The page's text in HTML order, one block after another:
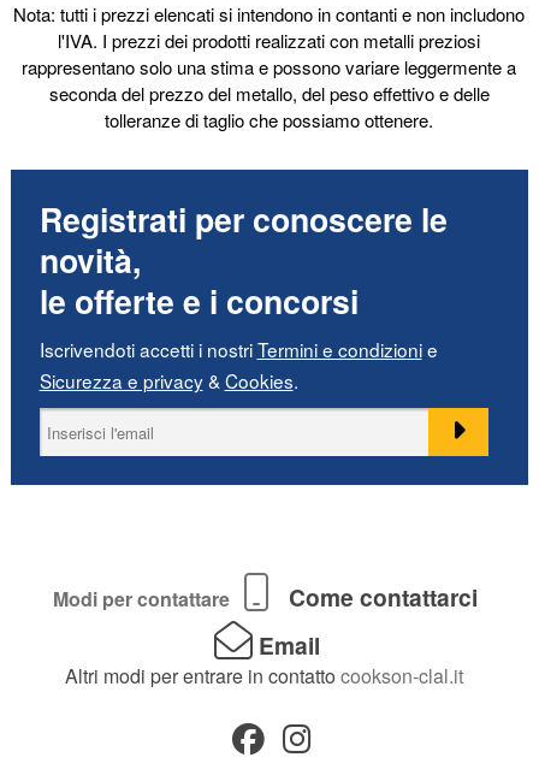
Nota: tutti i prezzi elencati si intendono in contanti e non includono
l'IVA. I prezzi dei prodotti realizzati con metalli preziosi
rappresentano solo una stima e possono variare leggermente a
seconda del prezzo del metallo, del peso effettivo e delle
tolleranze di taglio che possiamo ottenere.
Registrati per conoscere le
novità,
le offerte e i concorsi
Iscrivendoti accetti i nostriTermini e condizionie
Sicurezza e privacy& Cookies.
Modi per contattare
Come contattarci
Email
Altri modi per entrare in contatto cookson-clal.it